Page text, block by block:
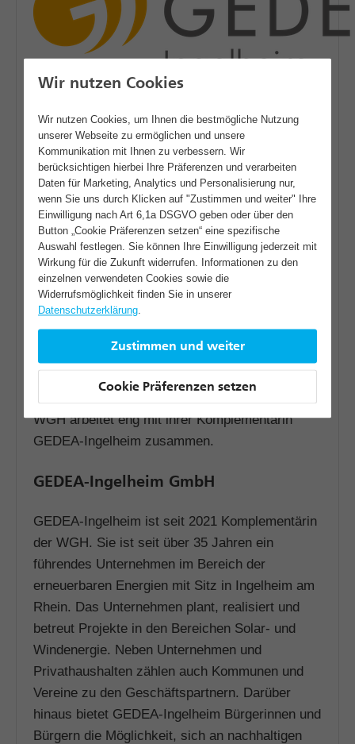
Gedea Windkraft Grüner Heiner GmbH
& Co. KG (WGH)
Die GEDEA Windkraft Grüner Heiner GmbH &
Co. KG (WGH) ist die Betreibergesellschaft der
aktuellen Windenergieanlage auf dem Grünen
Heiner. Seit der Inbetriebnahme im Jahr 2000
versorgt sie die Region mit sauberem Strom und
hat dazu beigetragen, die Akzeptanz für
erneuerbare Energien in der Bevölkerung zu
steigern. Die Gesellschaft wurde eigens für
WGH arbeitet eng mit ihrer Komplementärin
GEDEA-Ingelheim zusammen.
GEDEA-Ingelheim GmbH
GEDEA-Ingelheim ist seit 2021 Komplementärin
der WGH. Sie ist seit über 35 Jahren ein
führendes Unternehmen im Bereich der
erneuerbaren Energien mit Sitz in Ingelheim am
Rhein. Das Unternehmen plant, realisiert und
betreut Projekte in den Bereichen Solar- und
Windenergie. Neben Unternehmen und
Privathaushalten zählen auch Kommunen und
Vereine zu den Geschäftspartnern. Darüber
hinaus bietet GEDEA-Ingelheim Bürgerinnen und
Bürgern die Möglichkeit, sich an nachhaltigen
Wir nutzen Cookies
Wir nutzen Cookies, um Ihnen die bestmögliche Nutzung
unserer Webseite zu ermöglichen und unsere
Kommunikation mit Ihnen zu verbessern. Wir
berücksichtigen hierbei Ihre Präferenzen und verarbeiten
Daten für Marketing, Analytics und Personalisierung nur,
wenn Sie uns durch Klicken auf "Zustimmen und weiter" Ihre
Einwilligung nach Art 6,1a DSGVO geben oder über den
Button „Cookie Präferenzen setzen“ eine spezifische
Auswahl festlegen. Sie können Ihre Einwilligung jederzeit mit
Wirkung für die Zukunft widerrufen. Informationen zu den
einzelnen verwendeten Cookies sowie die
Widerrufsmöglichkeit finden Sie in unserer
Datenschutzerklärung.
Cookie Präferenzen setzen
Zustimmen und weiter